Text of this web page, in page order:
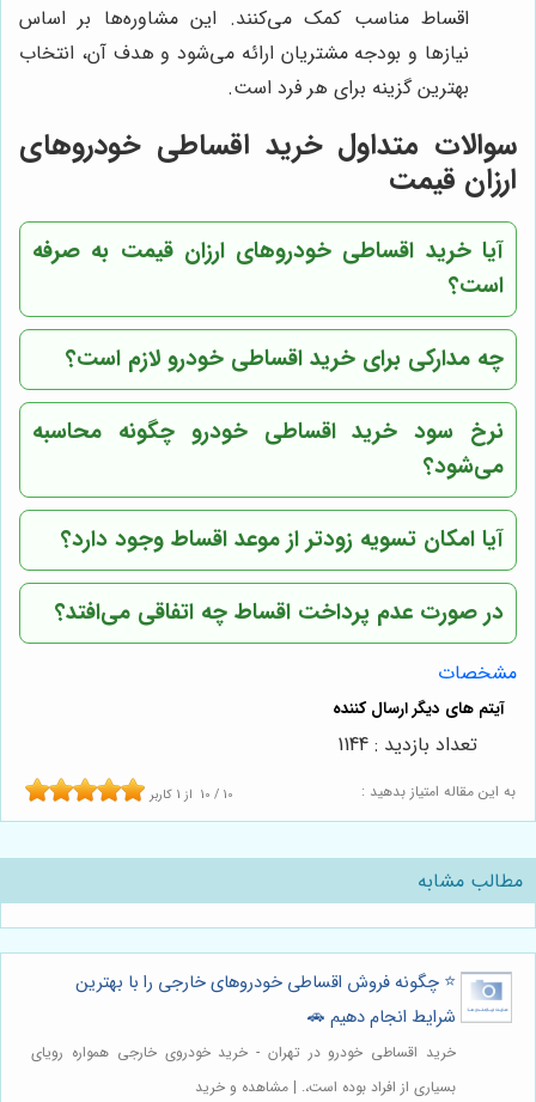
اقساط مناسب کمک می‌کنند. این مشاوره‌ها بر اساس
نیازها و بودجه مشتریان ارائه می‌شود و هدف آن، انتخاب
بهترین گزینه برای هر فرد است.
سوالات متداول خرید اقساطی خودروهای
ارزان قیمت
آیا خرید اقساطی خودروهای ارزان قیمت به صرفه
است؟
چه مدارکی برای خرید اقساطی خودرو لازم است؟
نرخ سود خرید اقساطی خودرو چگونه محاسبه
می‌شود؟
آیا امکان تسویه زودتر از موعد اقساط وجود دارد؟
در صورت عدم پرداخت اقساط چه اتفاقی می‌افتد؟
مشخصات
به این مقاله امتیاز بدهید : 10 / 10 از1 کاربر
تعداد بازدید : 1144
مطالب مشابه
⭐️ چگونه فروش اقساطی خودروهای خارجی را با بهترین
شرایط انجام دهیم 🚗
خرید اقساطی خودرو در تهران - خرید خودروی خارجی همواره رویای
بسیاری از افراد بوده است،. | مشاهده و خرید